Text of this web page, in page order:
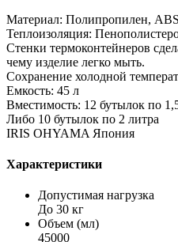
Материал: Полипропилен,
Теплоизоляция:
Стенки термоконтейнеров
чему изделие легко мыть.
Сохранение холодной
Емкость: 45 л
Вместимость: 12 бутылок по
Либо 10 бутылок по 2 литра
IRIS OHYAMA Япония
Характеристики
Допустимая нагрузка
До 30 кг
Объем (мл)
45000